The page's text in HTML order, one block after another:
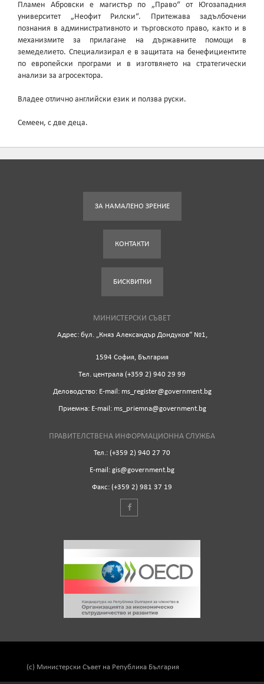
Пламен Абровски е магистър по „Право“ от Югозападния
университет „Неофит Рилски“. Притежава задълбочени
познания в административното и търговското право, както и в
механизмите за прилагане на държавните помощи в
земеделието. Специализирал е в защитата на бенефициентите
по европейски програми и в изготвянето на стратегически
анализи за агросектора.
Владее отлично английски език и ползва руски.
Семеен, с две деца.
ЗА НАМАЛЕНО ЗРЕНИЕ
КОНТАКТИ
БИСКВИТКИ
МИНИСТЕРСКИ СЪВЕТ
Адрес: бул. „Княз Александър Дондуков“ №1,
1594 София, България
Tел. централа (+359 2) 940 29 99
Деловодство: Е-mail: ms_register@government.bg
Приемна: Е-mail: ms_priemna@government.bg
ПРАВИТЕЛСТВЕНА ИНФОРМАЦИОННА СЛУЖБА
Тел.: (+359 2) 940 27 70
Е-mail: gis@government.bg
Факс: (+359 2) 981 37 19
(c) Министерски Съвет на Република България